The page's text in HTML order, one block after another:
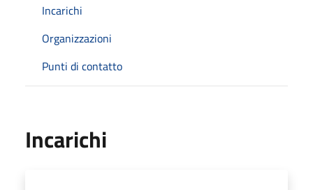
Incarichi
Organizzazioni
Punti di contatto
Incarichi